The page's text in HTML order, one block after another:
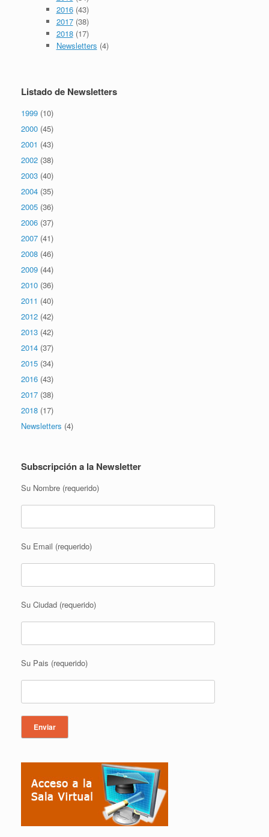
2016(43)
2017(38)
2018(17)
Newsletters (4)
Listado de Newsletters
1999 (10)
2000 (45)
2001 (43)
2002 (38)
2003 (40)
2004 (35)
2005 (36)
2006 (37)
2007 (41)
2008 (46)
2009 (44)
2010 (36)
2011 (40)
2012 (42)
2013 (42)
2014 (37)
2015 (34)
2016 (43)
2017 (38)
2018 (17)
Newsletters (4)
Subscripción a la Newsletter
Su Nombre (requerido)
Su Email (requerido)
Su Ciudad (requerido)
Su Pais (requerido)